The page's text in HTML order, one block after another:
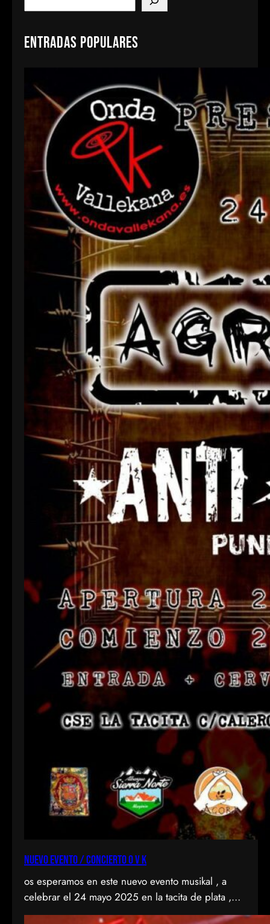
e
r
Entradas populares
NUEVO EVENTO / CONCIERTO O V K
os esperamos en este nuevo evento musikal , a
celebrar el 24 mayo 2025 en la tacita de plata ,
CSE de entrevias, en el Valle del KAS con 2